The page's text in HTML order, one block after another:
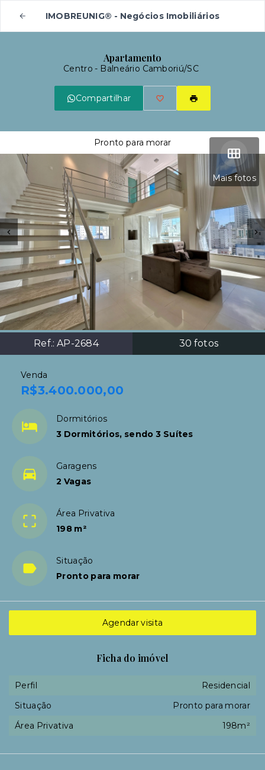
IMOBREUNIG® - Negócios Imobiliários
Apartamento
Centro - Balneário Camboriú/SC
Compartilhar
Mais fotos
Ref.: AP-2684 30 fotos
Pronto para morar
Venda
R$3.400.000,00
Dormitórios
3 Dormitórios, sendo 3 Suítes
Garagens
2 Vagas
Área Privativa
198 m²
Situação
Pronto para morar
Agendar visita
Ficha do imóvel
Perfil
Residencial
Situação
Pronto para morar
Área Privativa
198m²